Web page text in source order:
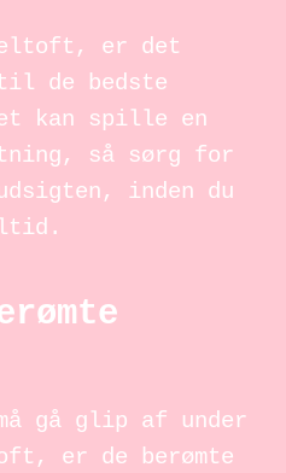
er det
de bedste
kan spille en
så sørg for
inden du
gå glip af under
er de berømte